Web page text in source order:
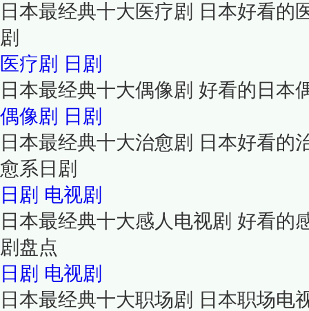
日本最经典十大医疗剧 日本好看的
剧
医疗剧
日剧
日本最经典十大偶像剧 好看的日本
偶像剧
日剧
日本最经典十大治愈剧 日本好看的
愈系日剧
日剧 电视剧
日本最经典十大感人电视剧 好看的
剧盘点
日剧 电视剧
日本最经典十大职场剧 日本职场电